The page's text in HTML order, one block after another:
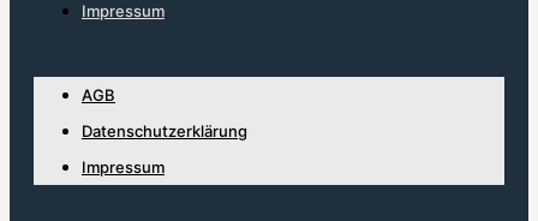
Impressum
AGB
Datenschutzerklärung
Impressum